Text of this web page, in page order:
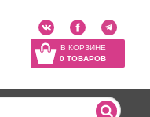
В КОРЗИНЕ
0 ТОВАРОВ